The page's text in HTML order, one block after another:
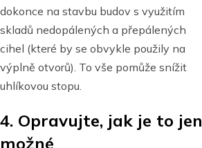
dokonce na stavbu budov s využitím
skladů nedopálených a přepálených
cihel (které by se obvykle použily na
výplně otvorů). To vše pomůže snížit
uhlíkovou stopu.
4. Opravujte, jak je to jen
možné